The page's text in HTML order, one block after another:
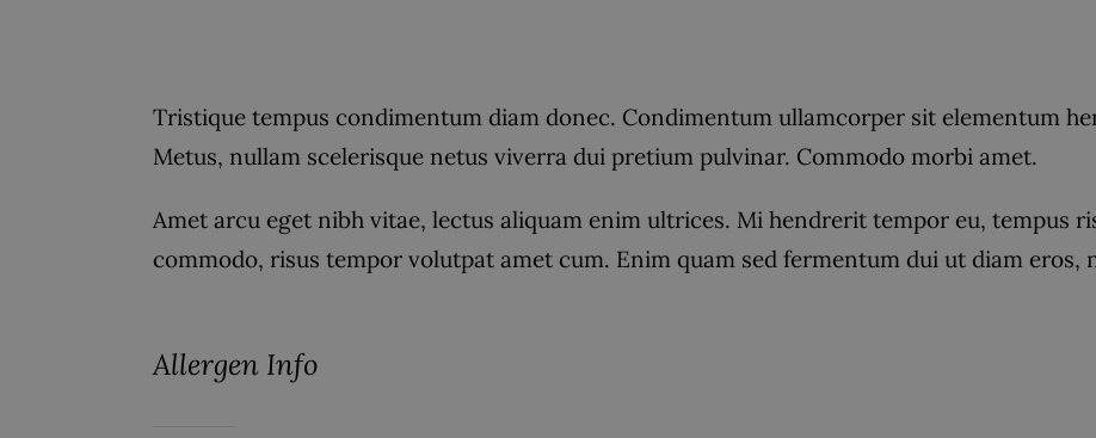
Tristique tempus condimentum diam donec. Condimentum ullamcorper sit elementum
Metus, nullam scelerisque netus viverra dui pretium pulvinar. Commodo morbi amet.
Amet arcu eget nibh vitae, lectus aliquam enim ultrices. Mi hendrerit tempor eu, tempus
commodo, risus tempor volutpat amet cum. Enim quam sed fermentum dui ut diam eros,
Allergen Info